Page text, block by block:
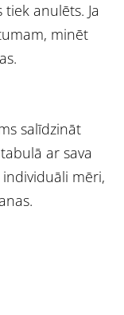
anulēts. Ja
minēt
salīdzināt
ar sava
mēri,